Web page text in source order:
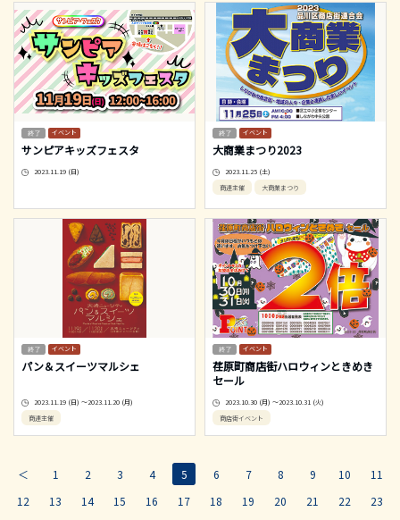
イベント
サンピアキッズフェスタ
2023.11.19 (日)
イベント
大商業まつり2023
2023.11.25 (土)
商連主催
大商業まつり
イベント
パン＆スイーツマルシェ
2023.11.19 (日) ～2023.11.20 (月)
商連主催
イベント
荏原町商店街ハロウィンときめき
セール
2023.10.30 (月) ～2023.10.31 (火)
商店街イベント
＜ 1 2 3 4 5 6 7 8 9 10
11
12
13 14 15 16 17 18 19 20 21 22
23